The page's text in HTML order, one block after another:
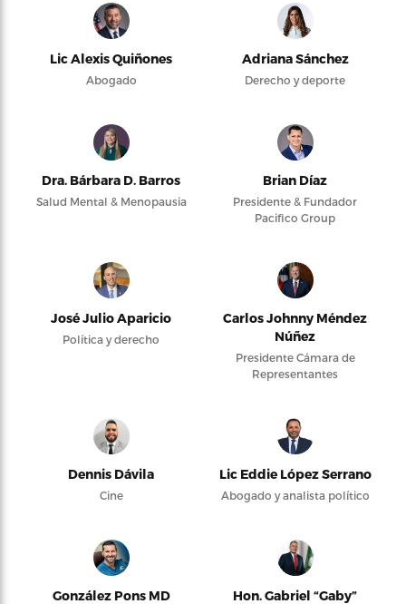
Lic Alexis Quiñones
Abogado
Adriana Sánchez
Derecho y deporte
Dra. Bárbara D. Barros
Salud Mental & Menopausia
Brian Díaz
Presidente & Fundador
Pacifico Group
José Julio Aparicio
Política y derecho
Carlos Johnny Méndez
Núñez
Presidente Cámara de
Representantes
Dennis Dávila
Cine
Lic Eddie López Serrano
Abogado y analista político
González Pons MD
Hon. Gabriel “Gaby”